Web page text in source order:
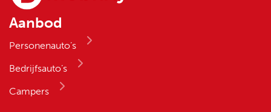
Aanbod
Personenauto’s
Bedrijfsauto’s
Campers